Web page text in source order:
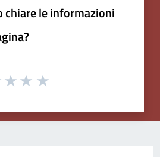
chiare le informazioni